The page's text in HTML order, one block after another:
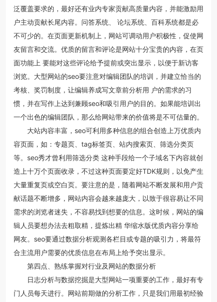
泛覆盖要求的，最好还有业内专家贡献高质量内容，并能激励用
户主动贡献长尾内容。问答系统、 论坛系统、百科系统都是必
不可少的。在页面更新机制上，网站可调动用户积极性，促使网
友留言和交流。优质的留言和评论是网站十分宝贵的内容，在页
面功能上 要能对这些评论给予提前或突出显示，以便于新访客
浏览。大型网站的seo要注意对编辑团队的培训，并建立恰当的
考核、奖罚制度，让编辑养成写文章前分析用 户的需求的习
惯，并在写作上达到兼顾seo和吸引用户的目的。如果能培训出
一个出色的编辑团队，那么给网站带来的价值将是不可估量的。
大站内容丰富，seo可利用多种信息的组合创造上万优质内
容页面，如：专题页、tag标签页、站内搜索页、筛选分类页
等。seo秀才曾利用筛选分类 这种手段给一个子域名下内容就创
造上十万个页面收录，不过这种页面要定好TDK规则，以免产生
大量重复页或空白页。要注意的是，随着网站不断发展和用户贡
献话题不断增多，网站内容会越来越庞大，以致于很容易让不同
需求的浏览者迷失，不容易找到想要的信息。这时候，网站的编
辑人员要想办法去粗取精，提炼出精 华缩水版优质内容分享给
网友。seo要通过数据分析观测各栏目或专题的吸引力，将最符
合主流用户需要的优质信息在布局上给予突出显示。
第四点、熟练掌握对行业及网站的数据分析
日志分析与数据挖掘是大型网站一项重要的工作，最好有专
门人员每天进行。网站前期做的分析工作，只是我们用最初经验